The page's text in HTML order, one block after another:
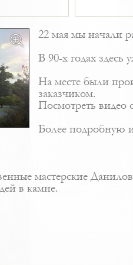
22 мая мы начали
В 90-х годах
На месте были
заказчиком.
Посмотреть видео
Более подробную
мастерские
в камне.